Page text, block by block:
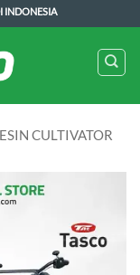
INDONESIA
CULTIVATOR